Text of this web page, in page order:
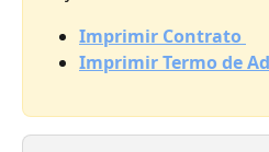
Imprimir Contrato
Imprimir Termo de